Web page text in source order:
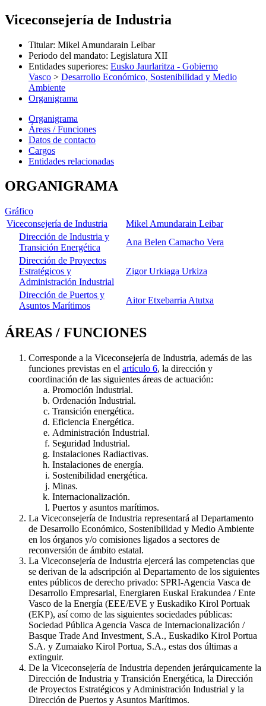
Viceconsejería de Industria
Titular: Mikel Amundarain Leibar
Periodo del mandato: Legislatura XII
Entidades superiores: Eusko Jaurlaritza - Gobierno
Vasco > Desarrollo Económico, Sostenibilidad y Medio
Ambiente
Organigrama
Organigrama
Áreas / Funciones
Datos de contacto
Cargos
Entidades relacionadas
ORGANIGRAMA
Gráfico
Viceconsejería de Industria
Mikel Amundarain Leibar
Dirección de Industria y
Transición Energética
Ana Belen Camacho Vera
Dirección de Proyectos
Estratégicos y
Administración Industrial
Zigor Urkiaga Urkiza
Dirección de Puertos y
Asuntos Marítimos
Aitor Etxebarria Atutxa
ÁREAS / FUNCIONES
Corresponde a la Viceconsejería de Industria, además de las
funciones previstas en el artículo 6, la dirección y
coordinación de las siguientes áreas de actuación:
Promoción Industrial.
Ordenación Industrial.
Transición energética.
Eficiencia Energética.
Administración Industrial.
Seguridad Industrial.
Instalaciones Radiactivas.
Instalaciones de energía.
Sostenibilidad energética.
Minas.
Internacionalización.
Puertos y asuntos marítimos.
La Viceconsejería de Industria representará al Departamento
de Desarrollo Económico, Sostenibilidad y Medio Ambiente
en los órganos y/o comisiones ligados a sectores de
reconversión de ámbito estatal.
La Viceconsejería de Industria ejercerá las competencias que
se derivan de la adscripción al Departamento de los siguientes
entes públicos de derecho privado: SPRI-Agencia Vasca de
Desarrollo Empresarial, Energiaren Euskal Erakundea / Ente
Vasco de la Energía (EEE/EVE y Euskadiko Kirol Portuak
(EKP), así como de las siguientes sociedades públicas:
Sociedad Pública Agencia Vasca de Internacionalización /
Basque Trade And Investment, S.A., Euskadiko Kirol Portua
S.A. y Zumaiako Kirol Portua, S.A., estas dos últimas a
extinguir.
De la Viceconsejería de Industria dependen jerárquicamente la
Dirección de Industria y Transición Energética, la Dirección
de Proyectos Estratégicos y Administración Industrial y la
Dirección de Puertos y Asuntos Marítimos.